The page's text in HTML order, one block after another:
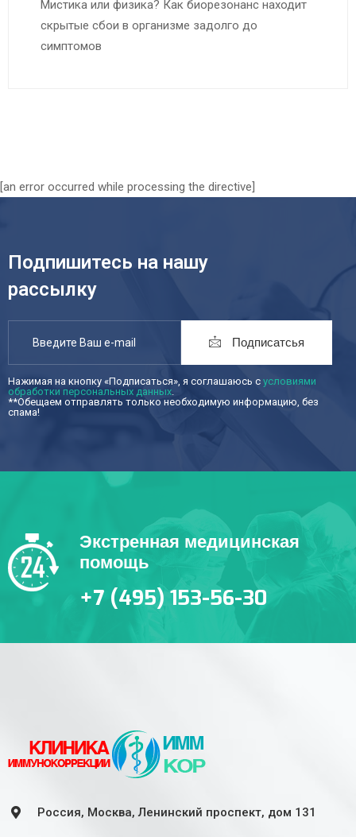
Мистика или физика? Как биорезонанс находит
скрытые сбои в организме задолго до
симптомов
[an error occurred while processing the directive]
Подпишитесь на нашу
рассылку
Подписатсья
Нажимая на кнопку «Подписаться», я соглашаюсь с условиями
обработки персональных данных
**Обещаем отправлять только необходимую информацию, без
спама!
Экстренная медицинская
помощь
+7 (495) 153-56-30
Россия, Москва, Ленинский проспект, дом 131